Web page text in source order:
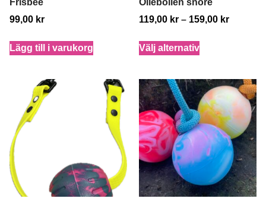
Frisbee
99,00 kr
Lägg till i varukorg
Ollebollen snöre
119,00 kr – 159,00 kr
Välj alternativ